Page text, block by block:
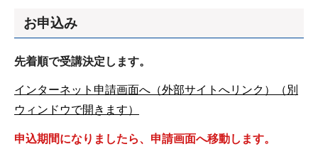
お申込み
先着順で受講決定します。
インターネット申請画面へ（外部サイトへリンク）（別
ウィンドウで開きます）
申込期間になりましたら、申請画面へ移動します。